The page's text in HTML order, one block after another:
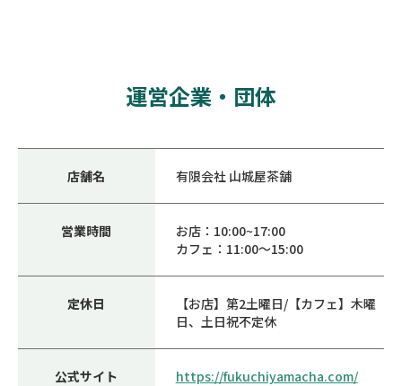
運営企業・団体
店舗名 有限会社 山城屋茶舗
営業時間
お店：10:00~17:00
カフェ：11:00～15:00
定休日
【お店】第2土曜日/【カフェ】木曜
日、土日祝不定休
公式サイト https://fukuchiyamacha.com/